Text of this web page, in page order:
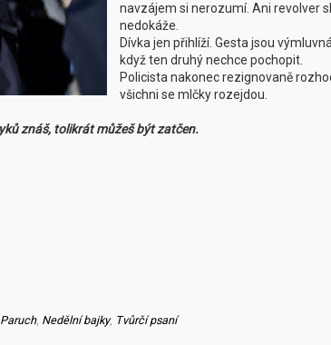
navzájem si nerozumí. Ani revolver
nedokáže.
Dívka jen přihlíží. Gesta jsou
když ten druhý nechce pochopit.
Policista nakonec rezignovaně
všichni se mlčky rozejdou.
znáš, tolikrát můžeš být zatčen.
, Nedělní bajky, Tvůrčí psaní